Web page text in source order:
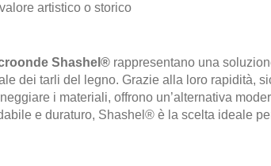
artistico o storico
Shashel® rappresentano una
dei tarli del legno. Grazie alla loro rapidità,
i materiali, offrono un’alternativa
e duraturo, Shashel® è la scelta ideale